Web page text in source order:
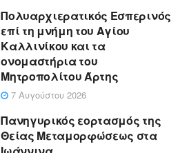
Πολυαρχιερατικός Εσπερινός
επί τη μνήμη του Αγίου
Καλλινίκου και τα
ονομαστήρια του
Μητροπολίτου Άρτης
7 Αυγούστου 2026
Πανηγυρικός εορτασμός της
Θείας Μεταμορφώσεως στα